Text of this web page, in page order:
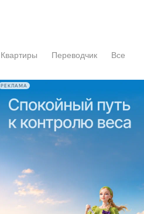
Квартиры Переводчик Все
РЕКЛАМА